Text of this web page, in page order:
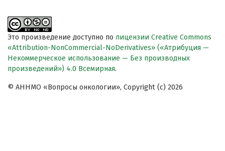
Это произведение доступно по лицензии Creative Commons
«Attribution-NonCommercial-NoDerivatives» («Атрибуция —
Некоммерческое использование — Без производных
произведений») 4.0 Всемирная.
© АННМО «Вопросы онкологии», Copyright (c) 2026